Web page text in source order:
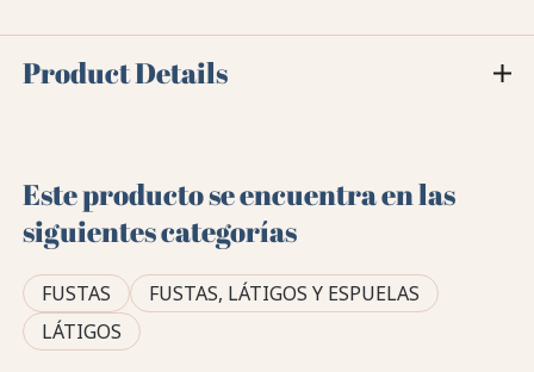
Product Details
Este producto se encuentra en las
siguientes categorías
FUSTAS
FUSTAS, LÁTIGOS Y ESPUELAS
LÁTIGOS